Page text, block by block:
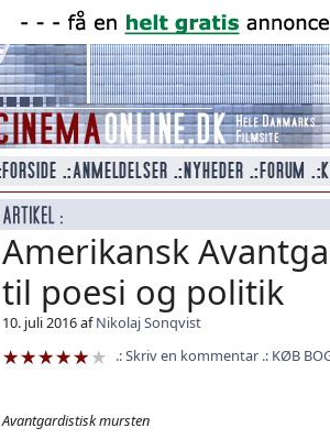
Amerikansk
til poesi og politik
10. juli 2016 afNikolaj Sonqvist
Skriv en kommentar
KØB
Avantgardistisk mursten